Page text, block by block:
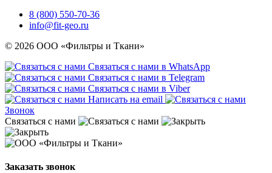
8 (800) 550-70-36
info@fit-geo.ru
© 2026 ООО «Фильтры и Ткани»
Связаться с нами в WhatsApp
Связаться с нами в Telegram
Связаться с нами в Viber
Написать на email
Звонок
Связаться с нами
Заказать звонок